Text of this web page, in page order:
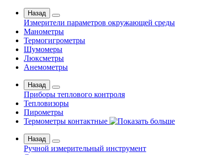
Назад
Измерители параметров окружающей среды
Манометры
Термогигрометры
Шумомеры
Люксметры
Анемометры
Назад
Приборы теплового контроля
Тепловизоры
Пирометры
Термометры контактные
Назад
Ручной измерительный инструмент